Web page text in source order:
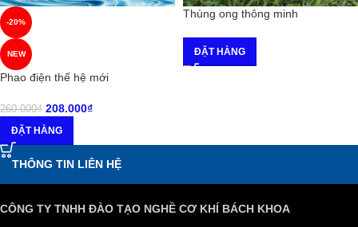
-20%
NEW
Phao điện thế hệ mới
260.000₫ 208.000₫
ĐẶT HÀNG
Thùng ong thông minh
ĐẶT HÀNG
THÔNG TIN LIÊN HỆ
CÔNG TY TNHH ĐÀO TẠO NGHỀ CƠ KHÍ BÁCH KHOA